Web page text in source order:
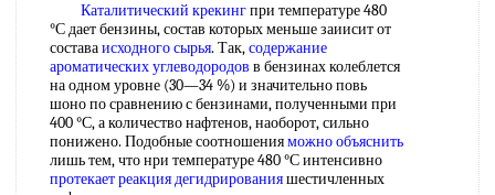
Каталитический крекингпри температуре 480
°С дает бензины, состав которых меньше заиисит от
составаисходного сырья. Так,содержание
ароматических углеводородов в бензинах колеблется
на одном уровне (30—34 %) и значительно повь
шоно по сравнению с бензинами, полученными при
400 °С, а количество нафтенов, наоборот, сильно
понижено. Подобные соотношенияможно объяснить
лишь тем, что нри температуре 480 °С интенсивно
протекает реакция дегидрированияшестичленных